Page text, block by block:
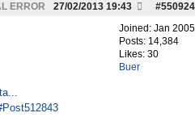
ERROR #550924
27/02/2013 19:43
Joined: Jan 2005
Posts: 14,384
Likes: 30
Buer